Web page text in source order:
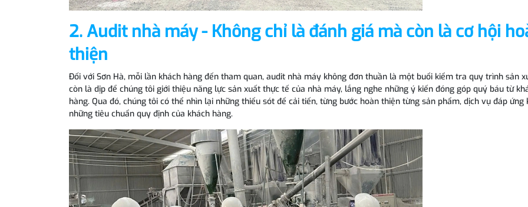
2. Audit nhà máy - Không chỉ là đánh giá mà còn là cơ hội
thiện
Đối với Sơn Hà, mỗi lần khách hàng đến tham quan, audit nhà máy không đơn thuần là một buổi kiểm tra quy trình sản
còn là dịp để chúng tôi giới thiệu năng lực sản xuất thực tế của nhà máy, lắng nghe những ý kiến đóng góp quý báu từ
hàng. Qua đó, chúng tôi có thể nhìn lại những thiếu sót để cải tiến, từng bước hoàn thiện từng sản phẩm, dịch vụ đáp ứng
những tiêu chuẩn quy định của khách hàng.